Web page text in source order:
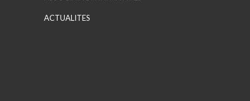
ACTUALITES